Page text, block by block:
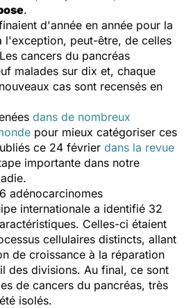
.
d'année en année pour la
l'exception, peut-être, de celles
cancers du pancréas
malades sur dix et, chaque
cas sont recensés en
dans de nombreux
pour mieux catégoriser ces
ce 24 février dans la revue
importante dans notre
adénocarcinomes
internationale a identifié 32
Celles-ci étaient
cellulaires distincts, allant
de croissance à la réparation
des divisions. Au final, ce sont
de cancers du pancréas, très
isolés.